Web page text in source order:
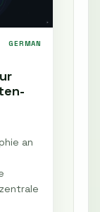
GERMAN
an